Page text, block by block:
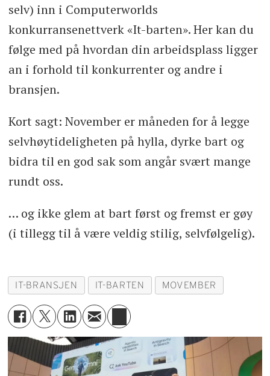
selv) inn i Computerworlds
konkurransenettverk «It-barten». Her kan du
følge med på hvordan din arbeidsplass ligger
an i forhold til konkurrenter og andre i
bransjen.
Kort sagt: November er måneden for å legge
selvhøytideligheten på hylla, dyrke bart og
bidra til en god sak som angår svært mange
rundt oss.
… og ikke glem at bart først og fremst er gøy
(i tillegg til å være veldig stilig, selvfølgelig).
IT-BRANSJEN IT-BARTEN MOVEMBER